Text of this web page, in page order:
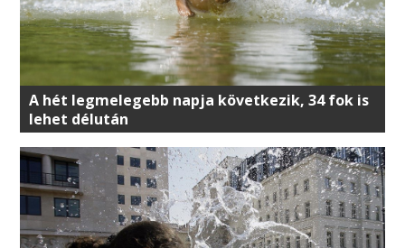
A hét legmelegebb napja következik, 34 fok is
lehet délután